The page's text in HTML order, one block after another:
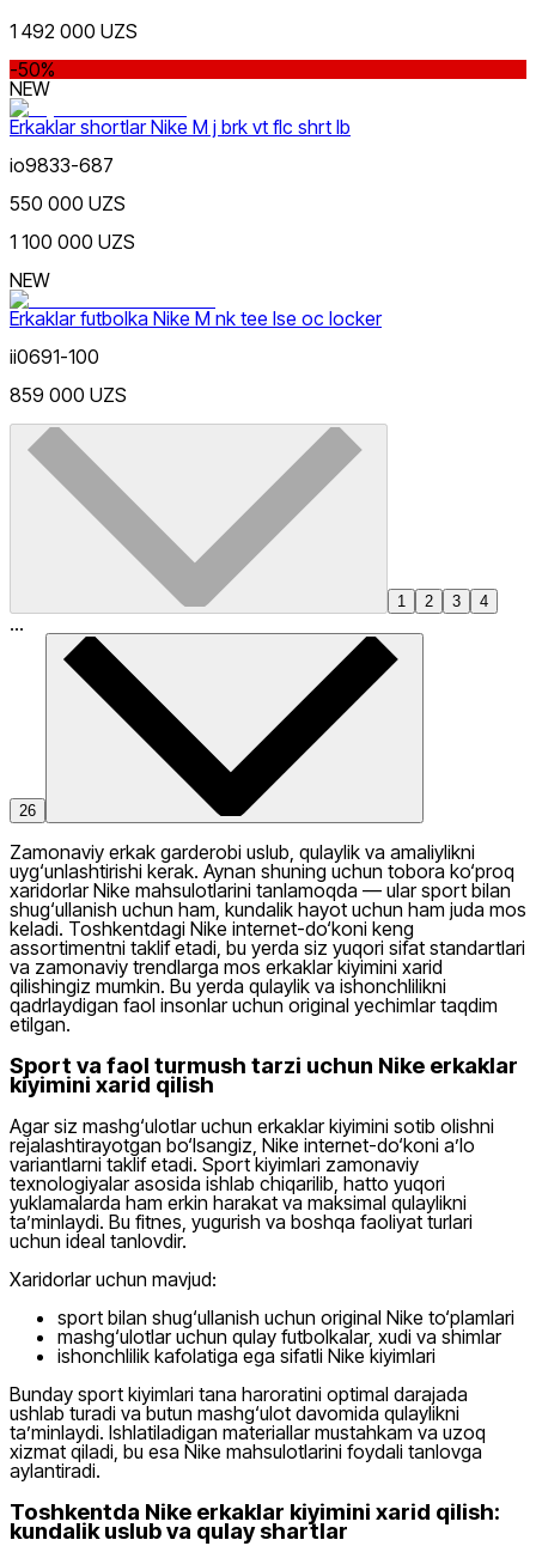
1 492 000 UZS
-50%
NEW
Erkaklar shortlar Nike M j brk vt flc shrt lb
io9833-687
550 000 UZS
1 100 000 UZS
NEW
Erkaklar futbolka Nike M nk tee lse oc locker
ii0691-100
859 000 UZS
1 2 3 4
...
26
Zamonaviy erkak garderobi uslub, qulaylik va amaliylikni
uyg‘unlashtirishi kerak. Aynan shuning uchun tobora ko‘proq
xaridorlarNike mahsulotlarini tanlamoqda — ular sport bilan
shug‘ullanish uchun ham, kundalik hayot uchun ham juda mos
keladi. Toshkentdagi Nike internet-do‘koni keng
assortimentni taklif etadi, bu yerda siz yuqori sifat standartlari
va zamonaviy trendlarga mos erkaklar kiyimini xarid
qilishingiz mumkin. Bu yerda qulaylik va ishonchlilikni
qadrlaydigan faol insonlar uchun original yechimlar taqdim
etilgan.
Sport va faol turmush tarzi uchun Nike erkaklar
kiyimini xarid qilish
Agar siz mashg‘ulotlar uchun erkaklar kiyimini sotib olishni
rejalashtirayotgan bo‘lsangiz, Nike internet-do‘koni a’lo
variantlarni taklif etadi. Sport kiyimlari zamonaviy
texnologiyalar asosida ishlab chiqarilib, hatto yuqori
yuklamalarda ham erkin harakat va maksimal qulaylikni
ta’minlaydi. Bu fitnes, yugurish va boshqa faoliyat turlari
uchun ideal tanlovdir.
Xaridorlar uchun mavjud:
sport bilan shug‘ullanish uchun original Nike to‘plamlari
mashg‘ulotlar uchun qulay futbolkalar, xudi va shimlar
ishonchlilik kafolatiga ega sifatli Nike kiyimlari
Bunday sport kiyimlari tana haroratini optimal darajada
ushlab turadi va butun mashg‘ulot davomida qulaylikni
ta’minlaydi. Ishlatiladigan materiallar mustahkam va uzoq
xizmat qiladi, bu esa Nike mahsulotlarini foydali tanlovga
aylantiradi.
Toshkentda Nike erkaklar kiyimini xarid qilish:
kundalik uslub va qulay shartlar